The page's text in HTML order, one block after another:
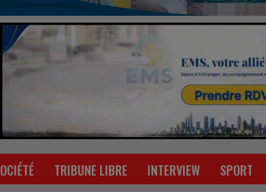
TRIBUNE LIBRE INTERVIEW SPORT